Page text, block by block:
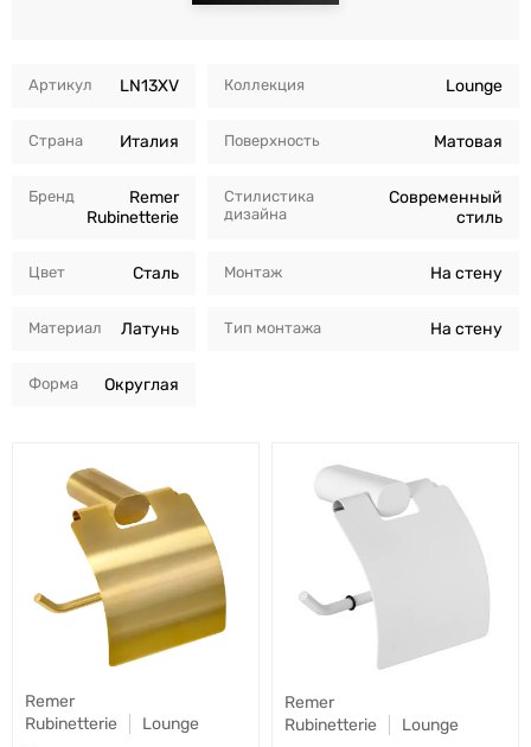
Артикул LN13XV
Страна Италия
Бренд
Remer
Rubinetterie
Цвет Сталь
Материал Латунь
Форма Округлая
Коллекция Lounge
Поверхность Матовая
Стилистика
дизайна
Современный
стиль
Монтаж На стену
Тип монтажа На стену
Remer
Rubinetterie
Lounge
Remer
Rubinetterie
Lounge